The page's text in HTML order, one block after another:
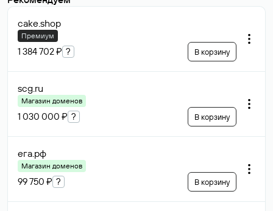
cake.shop
Премиум
1 384 702 ₽ ? В корзину
scg.ru
Магазин доменов
1 030 000 ₽ ? В корзину
ега.рф
Магазин доменов
99 750 ₽ ? В корзину